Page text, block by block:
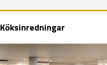
Köksinredningar